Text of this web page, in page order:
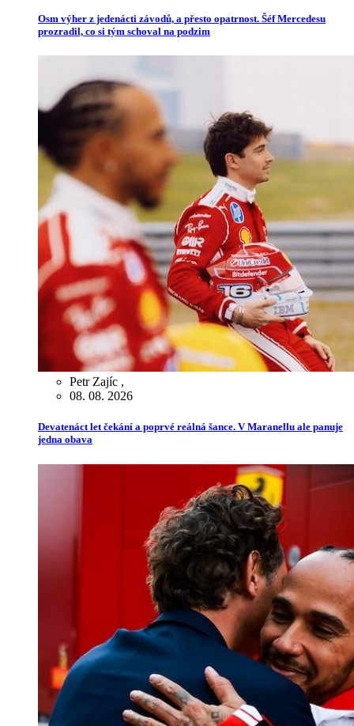
Osm výher z jedenácti závodů, a přesto opatrnost. Šéf Mercedesu
prozradil, co si tým schoval na podzim
Petr Zajíc ,
08. 08. 2026
Devatenáct let čekání a poprvé reálná šance. V Maranellu ale panuje
jedna obava